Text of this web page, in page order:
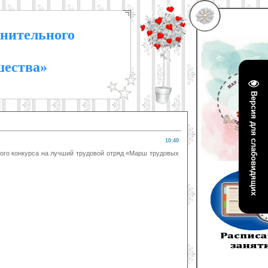
Версия для слабовидящих
10:40
конкурса на лучший трудовой отряд «Марш трудовых